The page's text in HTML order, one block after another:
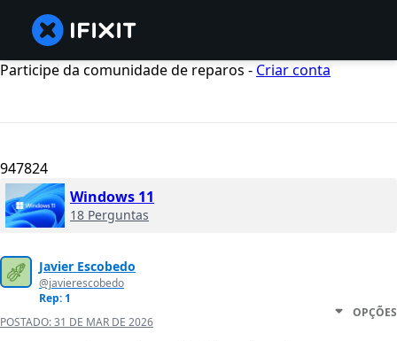
Participe da comunidade de reparos - Criar conta
947824
Windows 11
18 Perguntas
Javier Escobedo
@javierescobedo
Rep: 1
POSTADO:31 DE MAR DE 2026
OPÇÕES